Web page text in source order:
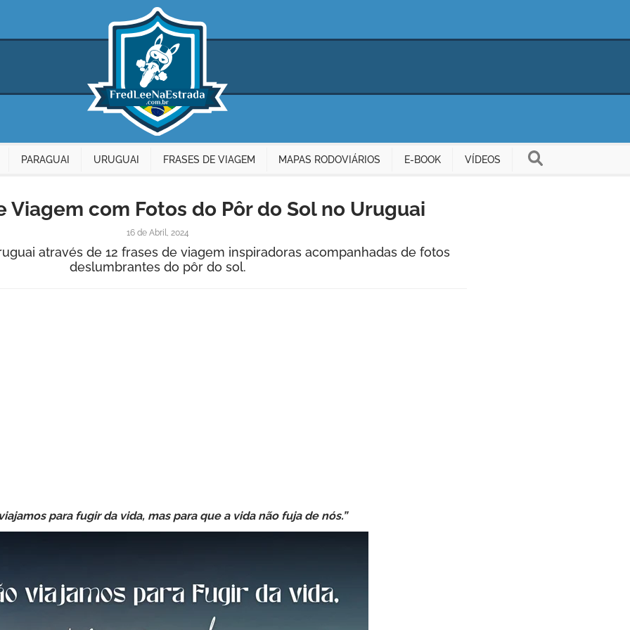
PARAGUAI URUGUAI FRASES DE VIAGEM MAPAS RODOVIÁRIOS E-BOOK VÍDEOS
Viagem com Fotos do Pôr do Sol no Uruguai
16 de Abril, 2024
através de 12 frases de viagem inspiradoras acompanhadas de fotos
deslumbrantes do pôr do sol.
para fugir da vida, mas para que a vida não fuja de nós.”